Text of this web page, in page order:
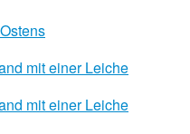
mit einer Leiche
mit einer Leiche